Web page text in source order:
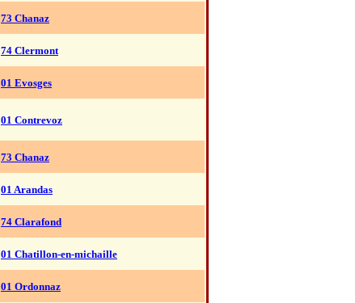
73 Chanaz
74 Clermont
01 Evosges
01 Contrevoz
73 Chanaz
01 Arandas
74 Clarafond
01 Chatillon-en-michaille
01 Ordonnaz